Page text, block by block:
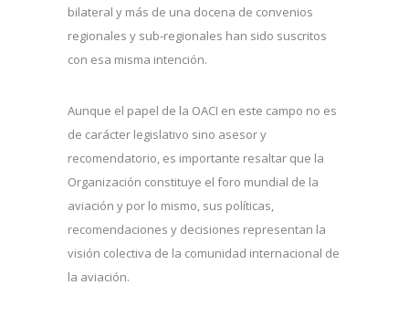
bilateral y más de una docena de convenios
regionales y sub-regionales han sido suscritos
con esa misma intención.
Aunque el papel de la OACI en este campo no es
de carácter legislativo sino asesor y
recomendatorio, es importante resaltar que la
Organización constituye el foro mundial de la
aviación y por lo mismo, sus políticas,
recomendaciones y decisiones representan la
visión colectiva de la comunidad internacional de
la aviación.